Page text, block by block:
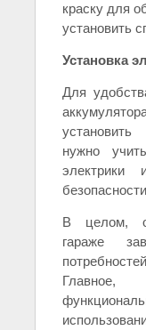
краску для
установить
Установка
Для
нужно
В целом,
гараже